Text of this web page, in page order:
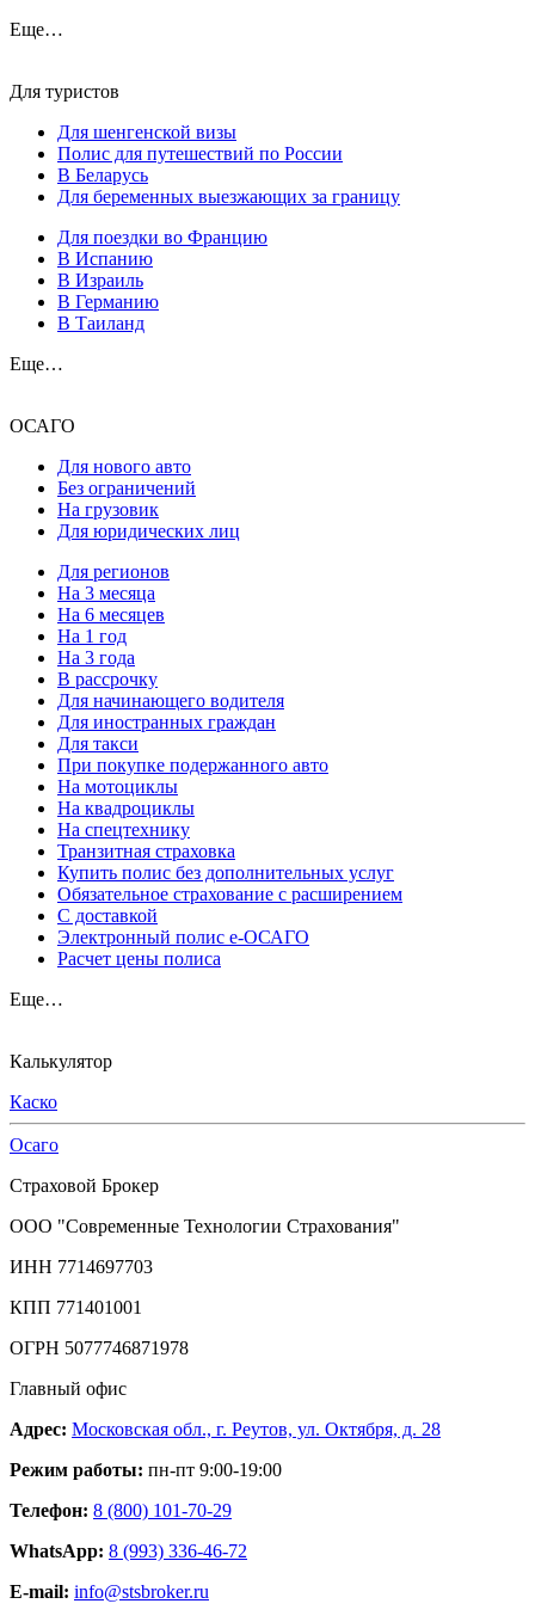
Еще…
Для туристов
Для шенгенской визы
Полис для путешествий по России
В Беларусь
Для беременных выезжающих за границу
Для поездки во Францию
В Испанию
В Израиль
В Германию
В Таиланд
Еще…
ОСАГО
Для нового авто
Без ограничений
На грузовик
Для юридических лиц
Для регионов
На 3 месяца
На 6 месяцев
На 1 год
На 3 года
В рассрочку
Для начинающего водителя
Для иностранных граждан
Для такси
При покупке подержанного авто
На мотоциклы
На квадроциклы
На спецтехнику
Транзитная страховка
Купить полис без дополнительных услуг
Обязательное страхование с расширением
С доставкой
Электронный полис е-ОСАГО
Расчет цены полиса
Еще…
Калькулятор
Каско
Осаго
Страховой Брокер
ООО "Современные Технологии Страхования"
ИНН 7714697703
КПП 771401001
ОГРН 5077746871978
Главный офис
Адрес: Московская обл., г. Реутов, ул. Октября, д. 28
Режим работы: пн-пт 9:00-19:00
Телефон: 8 (800) 101-70-29
WhatsApp: 8 (993) 336-46-72
E-mail: info@stsbroker.ru